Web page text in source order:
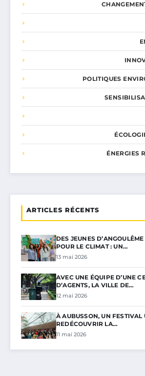
POLITIQUES
ÉNERGIES
ARTICLES RÉCENTS
DES JEUNES D’ANGOULÊME
POUR LE CLIMAT : UN…
13 mai 2026
AVEC UNE ÉQUIPE D’UNE
D’AGENTS, LA VILLE DE…
12 mai 2026
À AUBUSSON, UN FESTIVAL
REDÉCOUVRIR LA…
11 mai 2026